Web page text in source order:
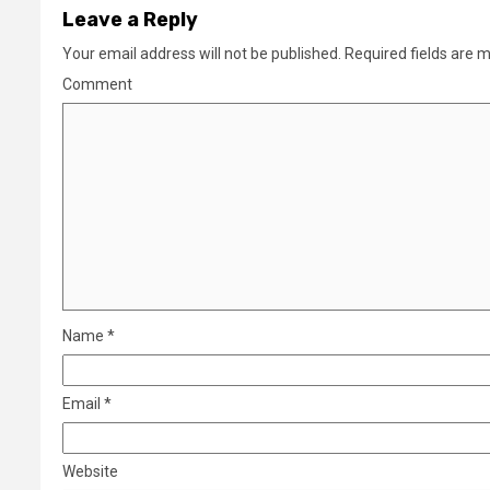
Leave a Reply
Your email address will not be published. Required fields are
Comment
Name *
Email *
Website